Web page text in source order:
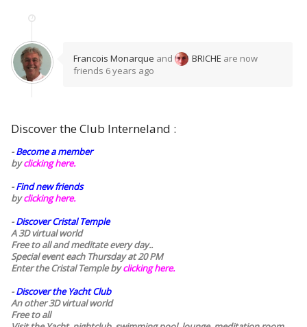
Francois Monarque and BRICHE are now
friends 6 years ago
Discover the Club Interneland :
-Become a member
byclicking here.
-Find new friends
byclicking here.
-Discover Cristal Temple
A 3D virtual world
Free to all and meditate every day..
Special event each Thursday at 20 PM
Enter the Cristal Temple byclicking here.
-Discover the Yacht Club
An other 3D virtual world
Free to all